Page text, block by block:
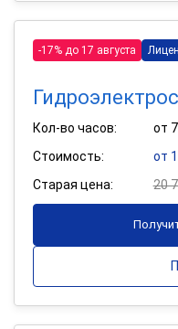
-17% до 17 августа
Кол-во часов:
от
Стоимость:
от
Старая цена:
20